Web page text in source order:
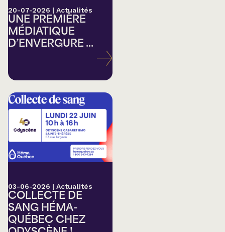
20-07-2026 | Actualités
UNE PREMIÈRE
MÉDIATIQUE
D’ENVERGURE ...
03-06-2026 | Actualités
COLLECTE DE
SANG HÉMA-
QUÉBEC CHEZ